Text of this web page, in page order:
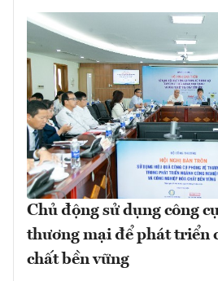
Chủ động sử dụng công
thương mại để phát triển
chất bền vững